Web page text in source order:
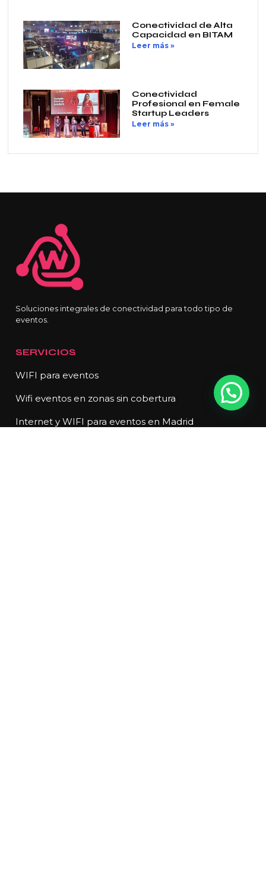
Conectividad de Alta
Capacidad en BITAM
Leer más »
Conectividad
Profesional en Female
Startup Leaders
Leer más »
Soluciones integrales de conectividad para todo tipo de
eventos.
SERVICIOS
WIFI para eventos
Wifi eventos en zonas sin cobertura
Internet y WIFI para eventos en Madrid